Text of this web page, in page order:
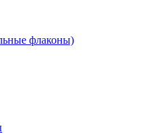
флаконы)